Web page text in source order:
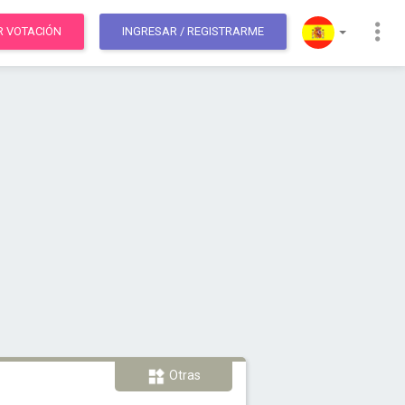
VOTACIÓN INGRESAR / REGISTRARME
Otras